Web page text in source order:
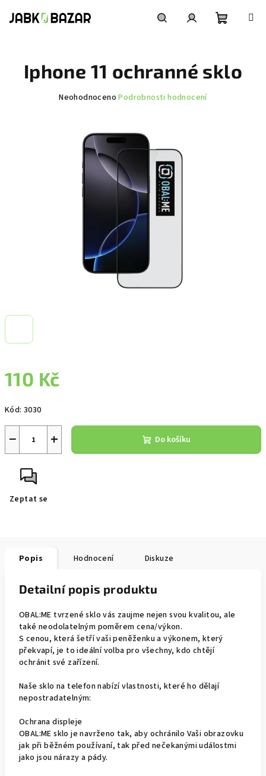
košík
110 Kč
cena:
Kód: 3030
+
− Do košíku
Zeptat se
Iphone 11 ochranné sklo
Průměrné
hvězdiček.
Neohodnoceno Podrobnosti hodnocení
Popis Hodnocení Diskuze
Detailní popis produktu
OBAL:ME tvrzené sklo vás zaujme nejen svou kvalitou, ale
také neodolatelným poměrem cena/výkon.
S cenou, která šetří vaši peněženku a výkonem, který
překvapí, je to ideální volba pro všechny, kdo chtějí
ochránit své zařízení.
Naše sklo na telefon nabízí vlastnosti, které ho dělají
nepostradatelným:
Ochrana displeje
OBAL:ME sklo je navrženo tak, aby ochránilo Vaši obrazovku
jak při běžném používaní, tak před nečekanými událostmi
jako jsou nárazy a pády.